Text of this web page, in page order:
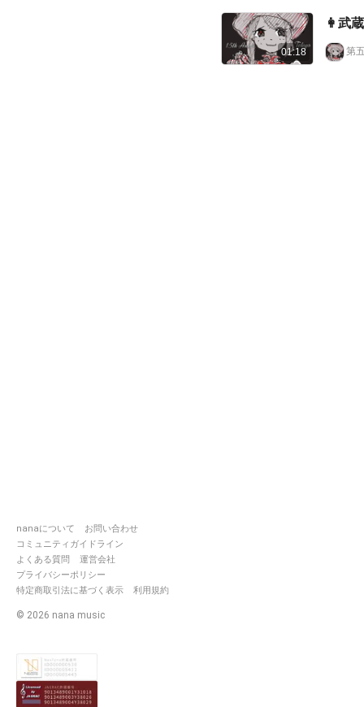
nanaについて
お問い合わせ
コミュニティガイドライン
よくある質問
運営会社
プライバシーポリシー
特定商取引法に基づく表示
利用規約
© 2026 nana music
01:18
👩武
第